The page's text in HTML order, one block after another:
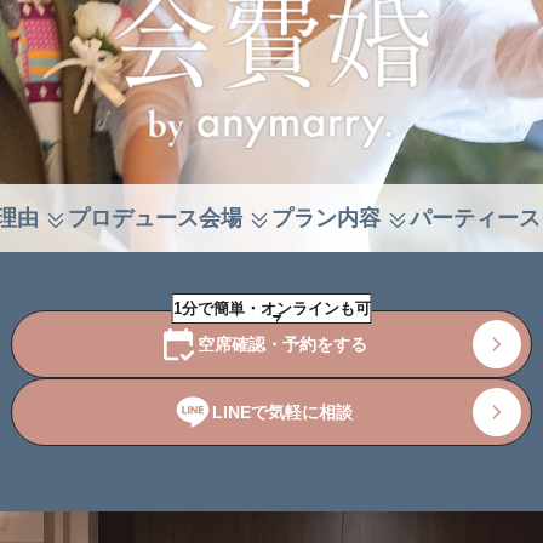
由 プロデュース会場 プラン内容 パーティー
1分で簡単・オンラインも可
空席確認・予約をする
LINEで気軽に相談